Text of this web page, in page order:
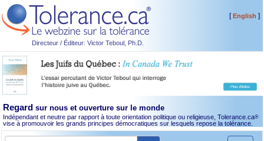
Directeur / Éditeur: Victor Teboul, Ph.D.
[English ]
Regard sur nous et ouverture sur le monde
Indépendant et neutre par rapport à toute orientation politique ou religieuse, Tolerance.ca®
vise à promouvoir les grands principes démocratiques sur lesquels repose la tolérance.